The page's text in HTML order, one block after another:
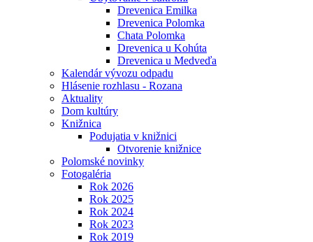
Drevenica Emilka
Drevenica Polomka
Chata Polomka
Drevenica u Kohúta
Drevenica u Medveďa
Kalendár vývozu odpadu
Hlásenie rozhlasu - Rozana
Aktuality
Dom kultúry
Knižnica
Podujatia v knižnici
Otvorenie knižnice
Polomské novinky
Fotogaléria
Rok 2026
Rok 2025
Rok 2024
Rok 2023
Rok 2019